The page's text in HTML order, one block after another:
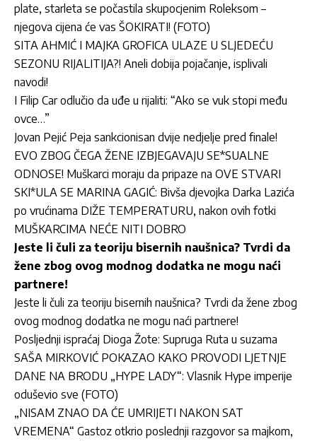
plate, starleta se počastila skupocjenim Roleksom –
njegova cijena će vas ŠOKIRATI! (FOTO)
SITA AHMIĆ I MAJKA GROFICA ULAZE U SLJEDEĆU
SEZONU RIJALITIJA?! Aneli dobija pojačanje, isplivali
navodi!
I Filip Car odlučio da uđe u rijaliti: “Ako se vuk stopi među
ovce…”
Jovan Pejić Peja sankcionisan dvije nedjelje pred finale!
EVO ZBOG ČEGA ŽENE IZBJEGAVAJU SE*SUALNE
ODNOSE! Muškarci moraju da pripaze na OVE STVARI
SKI*ULA SE MARINA GAGIĆ: Bivša djevojka Darka Lazića
po vrućinama DIŽE TEMPERATURU, nakon ovih fotki
MUŠKARCIMA NEĆE NITI DOBRO
Jeste li čuli za teoriju bisernih naušnica? Tvrdi da
žene zbog ovog modnog dodatka ne mogu naći
partnere!
Jeste li čuli za teoriju bisernih naušnica? Tvrdi da žene zbog
ovog modnog dodatka ne mogu naći partnere!
Posljednji ispraćaj Dioga Žote: Supruga Ruta u suzama
SAŠA MIRKOVIĆ POKAZAO KAKO PROVODI LJETNJE
DANE NA BRODU „HYPE LADY“: Vlasnik Hype imperije
oduševio sve (FOTO)
„NISAM ZNAO DA ĆE UMRIJETI NAKON SAT
VREMENA“ Gastoz otkrio poslednji razgovor sa majkom,